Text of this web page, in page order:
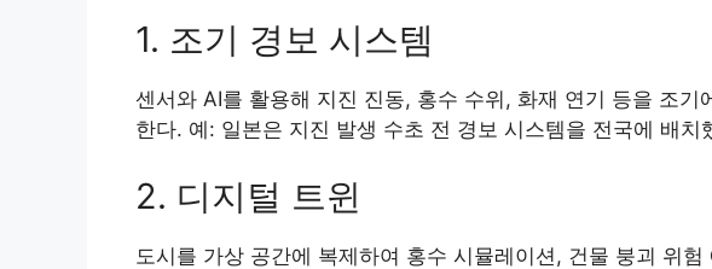
1. 조기 경보 시스템
센서와 AI를 활용해 지진 진동, 홍수 수위, 화재 연기 등을 조기
한다. 예: 일본은 지진 발생 수초 전 경보 시스템을 전국에 배치
2. 디지털 트윈
도시를 가상 공간에 복제하여 홍수 시뮬레이션, 건물 붕괴 위